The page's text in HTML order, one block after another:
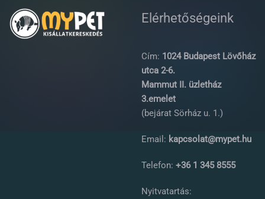
Elérhetőségeink
Cím: 1024 Budapest Lövőház
utca 2-6.
Mammut II. üzletház
3.emelet
(bejárat Sörház u. 1.)
Email: kapcsolat@mypet.hu
Telefon: +36 1 345 8555
Nyitvatartás: